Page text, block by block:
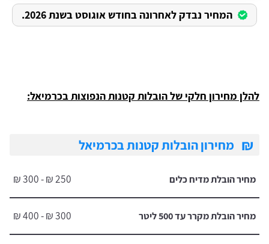
המחיר נבדק לאחרונה בחודש אוגוסט בשנת 2026.
להלן מחירון חלקי של הובלות קטנות הנפוצות בכרמיאל:
₪ מחירון הובלות קטנות בכרמיאל
מחיר הובלת מדיח כלים 250 ₪ - 300 ₪
מחיר הובלת מקרר עד 500 ליטר 300 ₪ - 400 ₪